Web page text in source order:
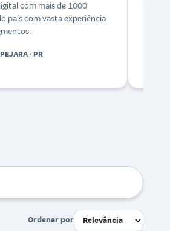
com mais de 1000
país com vasta experiência
· PR
Ordenar por